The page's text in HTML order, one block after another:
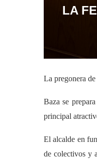
LA
La pregonera
Baza se
principal
El alcalde en
de colectivos y